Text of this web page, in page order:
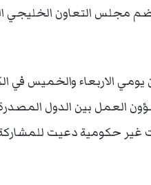
50 مليون نسمة. ويضم مجلس التعاون
الاربعاء والخميس في
العمل بين الدول
حكومية دعيت للمشاركة